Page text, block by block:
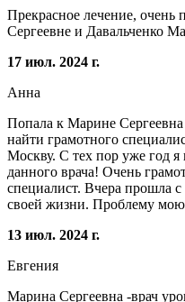
Прекрасное лечение,
Сергеевне и Давальченко
17 июл. 2024 г.
Анна
Попала к Марине Сергеевна
найти грамотного
Москву. С тех пор уже год
данного врача! Очень
специалист. Вчера прошла
своей жизни. Проблему
13 июл. 2024 г.
Евгения
Марина Сергеевна -врач